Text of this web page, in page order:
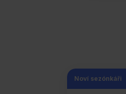
Noví sezónkáři